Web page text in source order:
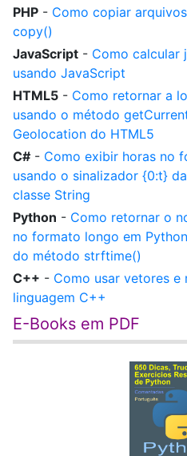
PHP - Como copiar
copy()
JavaScript - Como calcular
usando JavaScript
HTML5 - Como retornar a
usando o método
Geolocation do HTML5
C# - Como exibir horas no
usando o sinalizador {0:t}
classe String
Python - Como retornar o
no formato longo em
do método strftime()
C++ - Como usar vetores e
linguagem C++
E-Books em PDF